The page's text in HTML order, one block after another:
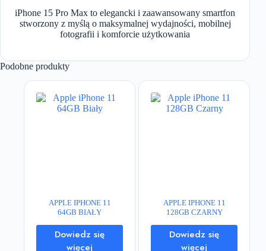
iPhone 15 Pro Max to elegancki i zaawansowany smartfon
stworzony z myślą o maksymalnej wydajności, mobilnej
fotografii i komforcie użytkowania
Podobne produkty
APPLE IPHONE 11
64GB BIAŁY
Dowiedz się
więcej
APPLE IPHONE 11
128GB CZARNY
Dowiedz się
więcej